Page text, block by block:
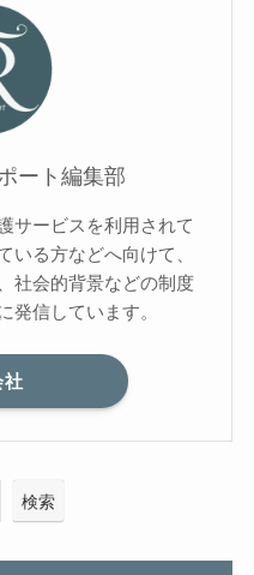
ート編集部
サービスを利用されて
いる方などへ向けて、
社会的背景などの制度
発信しています。
社
検索